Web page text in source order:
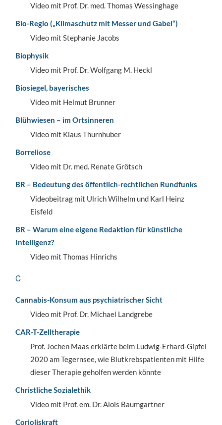
Video mit Prof. Dr. med. Thomas Wessinghage
Bio-Regio („Klimaschutz mit Messer und Gabel“)
Video mit Stephanie Jacobs
Biophysik
Video mit Prof. Dr. Wolfgang M. Heckl
Biosiegel, bayerisches
Video mit Helmut Brunner
Blühwiesen – im Ortsinneren
Video mit Klaus Thurnhuber
Borreliose
Video mit Dr. med. Renate Grötsch
BR – Bedeutung des öffentlich-rechtlichen Rundfunks
Videobeitrag mit Ulrich Wilhelm und Karl Heinz
Eisfeld
BR – Warum eine eigene Redaktion für künstliche
Intelligenz?
Video mit Thomas Hinrichs
C
Cannabis-Konsum aus psychiatrischer Sicht
Video mit Prof. Dr. Michael Landgrebe
CAR-T-Zelltherapie
Prof. Jochen Maas erklärte beim Ludwig-Erhard-Gipfel
2020 am Tegernsee, wie Blutkrebspatienten mit Hilfe
dieser Therapie geholfen werden könnte
Christliche Sozialethik
Video mit Prof. em. Dr. Alois Baumgartner
Corioliskraft